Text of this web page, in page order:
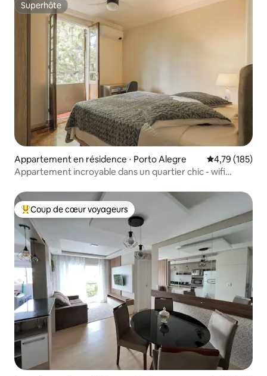
Superhôte
Superhôte
Appartement en résidence ⋅ Porto Alegre Évaluation
4,79 (185)
Appartement incroyable dans un quartier chic - wifi
Coups de cœur voyageurs les plus appréciés
Coup de cœur voyageurs